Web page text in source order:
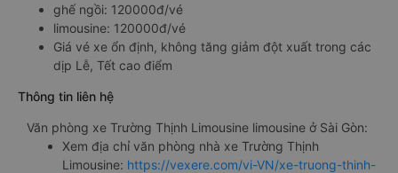
ghế ngồi: 120000đ/vé
limousine: 120000đ/vé
Giá vé xe ổn định, không tăng giảm đột xuất trong các
dịp Lễ, Tết cao điểm
Thông tin liên hệ
Văn phòng xe Trường Thịnh Limousine limousine ở Sài Gòn:
Xem địa chỉ văn phòng nhà xe Trường Thịnh
Limousine: https://vexere.com/vi-VN/xe-truong-thinh-